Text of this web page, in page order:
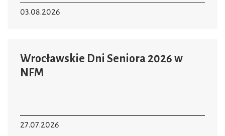
03.08.2026
Wrocławskie Dni Seniora 2026 w
NFM
27.07.2026